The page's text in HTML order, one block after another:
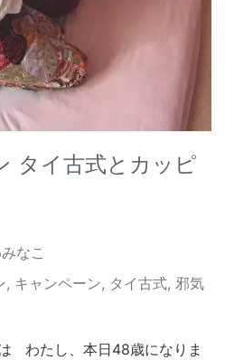
タイ古式とカッピ
なこ
, キャンペーン, タイ古式, 邪気
わたし、本日48歳になりま